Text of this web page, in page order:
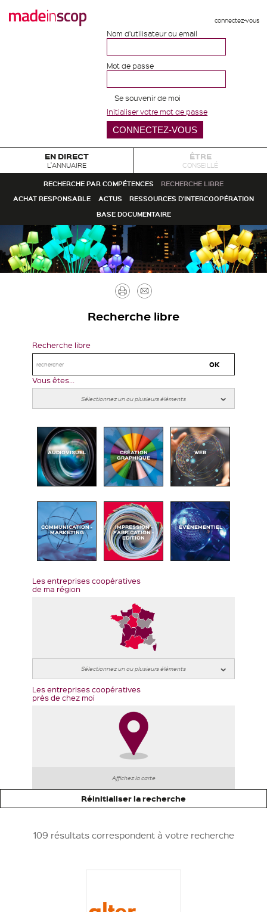
connectez-vous
Nom d'utilisateur ou email
Mot de passe
Se souvenir de moi
Initialiser votre mot de passe
EN DIRECT
L'ANNUAIRE
ÊTRE
CONSEILLÉ
RECHERCHE PAR COMPÉTENCES
RECHERCHE LIBRE
ACHAT RESPONSABLE
ACTUS
RESSOURCES D'INTERCOOPÉRATION
BASE DOCUMENTAIRE
Imprimer
Recherche libre
Recherche libre
Vous êtes...
AUDIOVISUEL CRÉATION
GRAPHIQUE
WEB
COMMUNICATION -
MARKETING
IMPRESSION -
FABRICATION -
EDITION
ÉVÉNEMENTIEL
Les entreprises coopératives
de ma région
Les entreprises coopératives
près de chez moi
Affichez la carte
Réinitialiser la recherche
109 résultats correspondent à votre recherche